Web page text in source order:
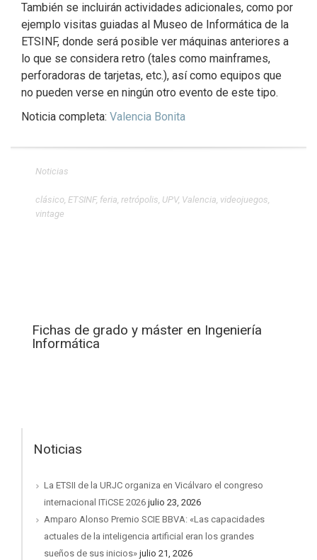
También se incluirán actividades adicionales, como por
ejemplo visitas guiadas al Museo de Informática de la
ETSINF, donde será posible ver máquinas anteriores a
lo que se considera retro (tales como mainframes,
perforadoras de tarjetas, etc.), así como equipos que
no pueden verse en ningún otro evento de este tipo.
Noticia completa: Valencia Bonita
Noticias
clásico, ETSINF, feria, retrópolis, UPV, Valencia, videojuegos,
vintage
Fichas de grado y máster en Ingeniería
Informática
Noticias
La ETSII de la URJC organiza en Vicálvaro el congreso
internacional ITiCSE 2026 julio 23, 2026
Amparo Alonso Premio SCIE BBVA: «Las capacidades
actuales de la inteligencia artificial eran los grandes
sueños de sus inicios» julio 21, 2026